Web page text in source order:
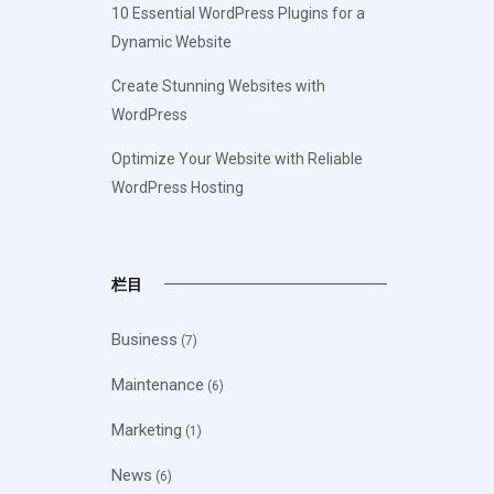
10 Essential WordPress Plugins for a
Dynamic Website
Create Stunning Websites with
WordPress
Optimize Your Website with Reliable
WordPress Hosting
栏目
Business (7)
Maintenance (6)
Marketing (1)
News (6)